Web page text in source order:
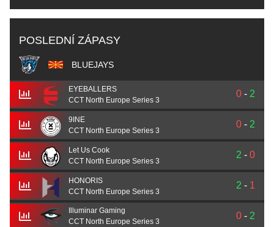
POSLEDNÍ ZÁPASY
BLUEJAYS
EYEBALLERS
CCT North Europe Series 3
0 - 2
9INE
CCT North Europe Series 3
0 - 2
Let Us Cook
CCT North Europe Series 3
2 - 0
HONORIS
CCT North Europe Series 3
2 - 1
Illuminar Gaming
CCT North Europe Series 3
0 - 2